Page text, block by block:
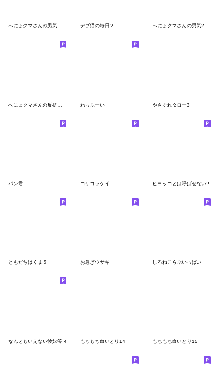
へにょクマさんの男気 デブ猫の毎日２ へにょクマさんの男気2
わっふーい やさぐれタロー3
パン君 コケコッケイ ヒヨッコとは呼ばせない!!
ともだちはくま５ お急ぎウサギ しろねこらぶいっぱい
なんともいえない彼奴等 4 もちもち白いとり14 もちもち白いとり15